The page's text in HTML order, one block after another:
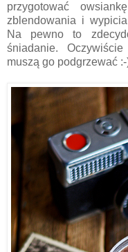
przygotować
zblendowania i
Na pewno to
śniadanie.
muszą go podgrzewać :-